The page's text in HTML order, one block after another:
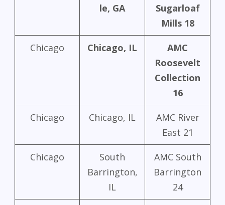
le, GA
Sugarloaf
Mills 18
Chicago Chicago, IL
AMC
Roosevelt
Collection
16
Chicago Chicago, IL
AMC River
East 21
Chicago
South
Barrington,
IL
AMC South
Barrington
24